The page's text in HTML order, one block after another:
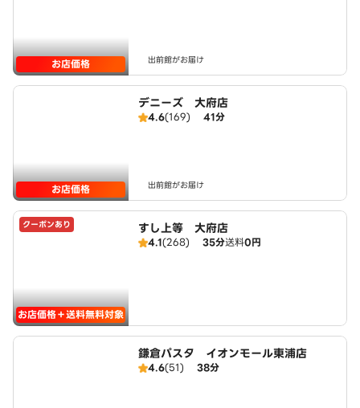
お店価格 出前館がお届け
お店価格
デニーズ 大府店
4.6(169) 41分
出前館がお届け
クーポンあり
お店価格＋送料無料対象
すし上等 大府店
4.1(268) 35分送料0円
鎌倉パスタ イオンモール東浦店
4.6(51) 38分